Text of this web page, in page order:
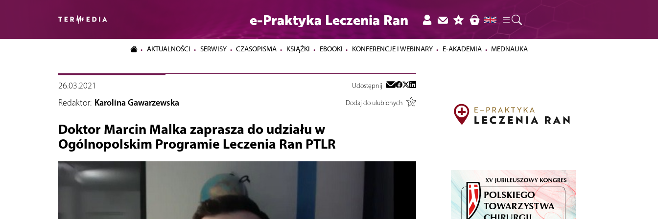
e-Praktyka Leczenia Ran
AKTUALNOŚCI SERWISY CZASOPISMA KSIĄŻKI EBOOKI KONFERENCJE I WEBINARY E-AKADEMIA MEDNAUKA
26.03.2021 Udostępnij
Redaktor: Karolina Gawarzewska Dodaj do ulubionych
Doktor Marcin Malka zaprasza do udziału w
Ogólnopolskim Programie Leczenia Ran PTLR